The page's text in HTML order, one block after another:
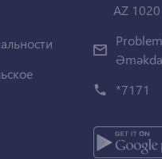
AZ 1020
*7171